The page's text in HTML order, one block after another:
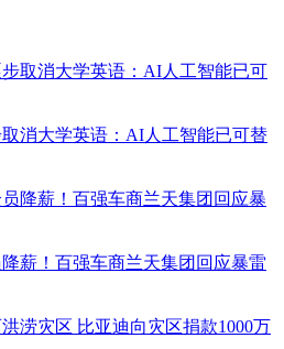
消大学英语：AI人工智能已可替
薪！百强车商兰天集团回应暴雷